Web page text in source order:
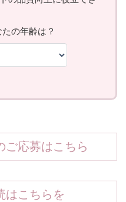
ご応募はこちら
はこちらを